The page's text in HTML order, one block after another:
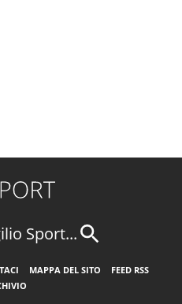
Sport...
MAPPA DEL SITO
FEED RSS